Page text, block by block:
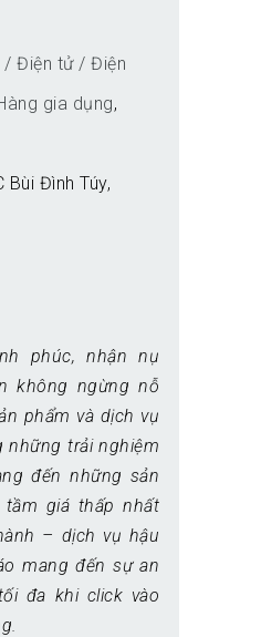
/ Điện tử / Điện
gia dụng,
Đình Túy,
phúc, nhận nụ
không ngừng nỗ
phẩm và dịch vụ
những trải nghiệm
đến những sản
giá thấp nhất
– dịch vụ hậu
mang đến sự an
đa khi click vào